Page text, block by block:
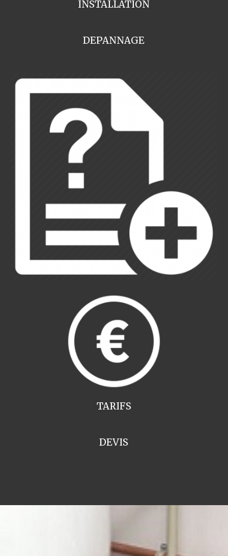
INSTALLATION
DEPANNAGE
TARIFS
DEVIS